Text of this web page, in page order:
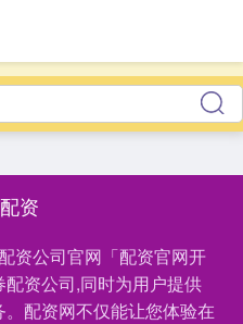
资
资公司官网「配资官网开
资公司,同时为用户提供
配资网不仅能让您体验在